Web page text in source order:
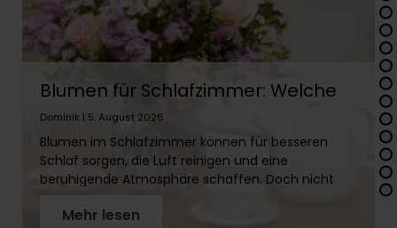
Blumen für Schlafzimmer: Welche
eignen sich & welche nicht?
Dominik | 5. August 2026
Blumen im Schlafzimmer können für besseren
Schlaf sorgen, die Luft reinigen und eine
beruhigende Atmosphäre schaffen. Doch nicht
Artikel erfährst Du, welche Pflanzen sich eignen,
Mehr lesen